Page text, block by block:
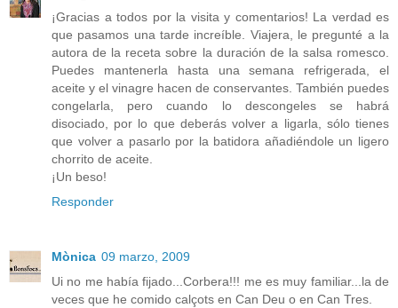
¡Gracias a todos por la visita y comentarios! La verdad es
que pasamos una tarde increíble. Viajera, le pregunté a la
autora de la receta sobre la duración de la salsa romesco.
Puedes mantenerla hasta una semana refrigerada, el
aceite y el vinagre hacen de conservantes. También puedes
congelarla, pero cuando lo descongeles se habrá
disociado, por lo que deberás volver a ligarla, sólo tienes
que volver a pasarlo por la batidora añadiéndole un ligero
chorrito de aceite.
¡Un beso!
Responder
Mònica 09 marzo, 2009
Ui no me había fijado...Corbera!!! me es muy familiar...la de
veces que he comido calçots en Can Deu o en Can Tres.